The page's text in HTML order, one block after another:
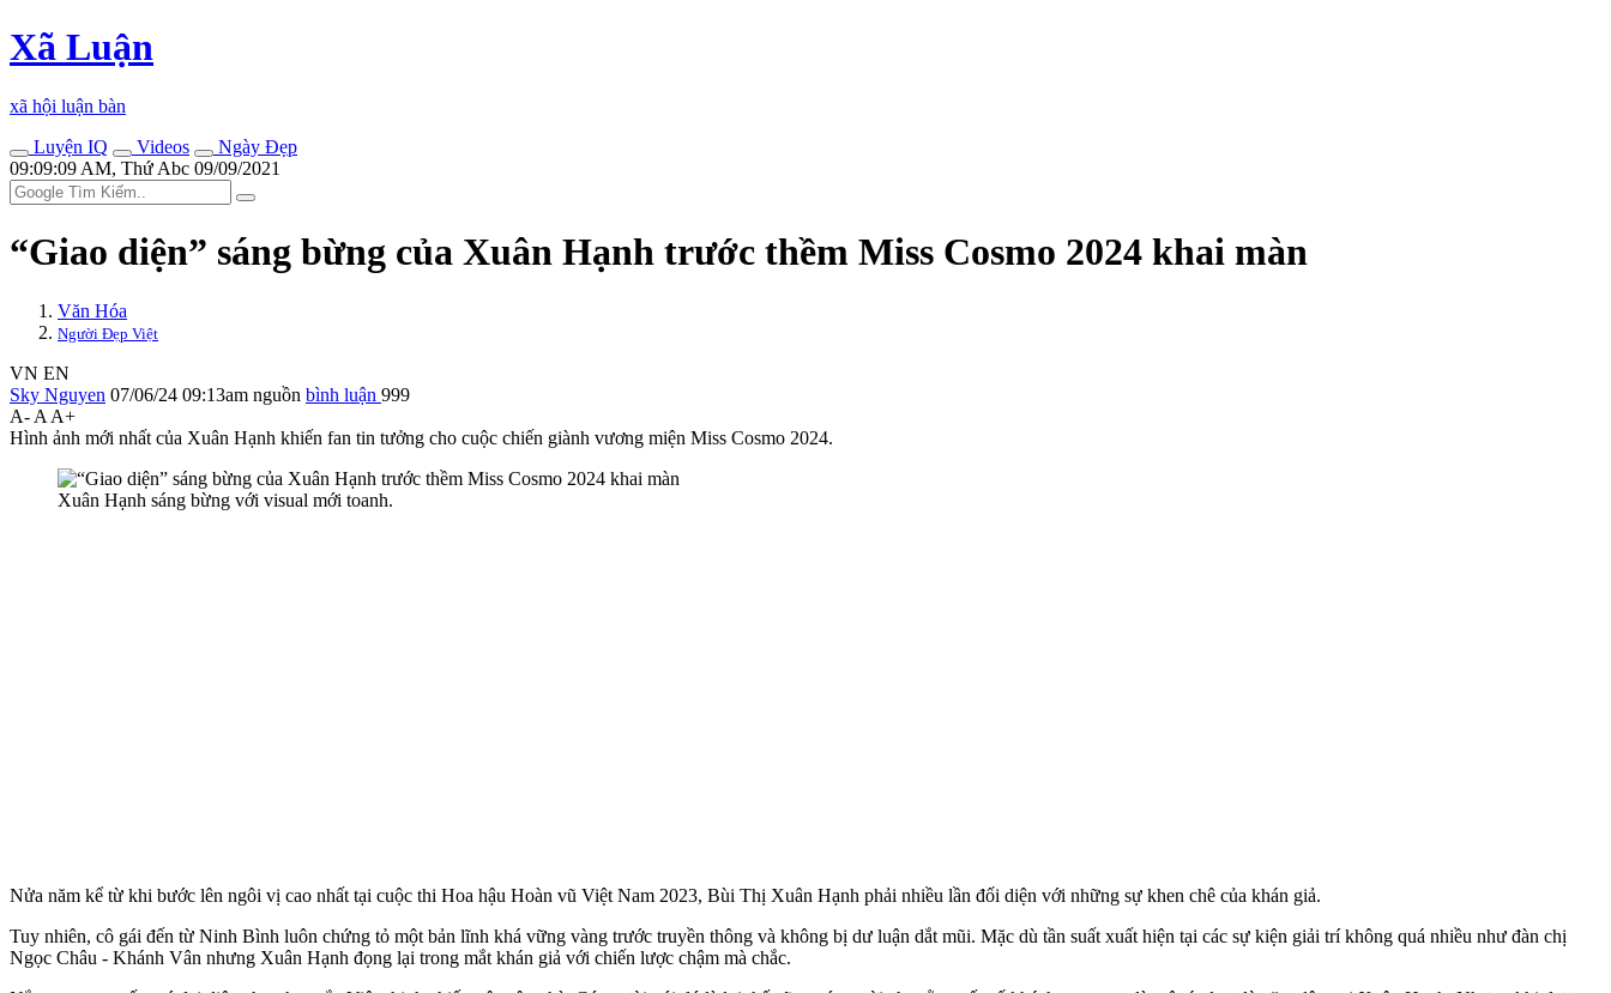
Xã Luận
xã hội luận bàn
Luyện IQ
Videos
Ngày Đẹp
09:09:09 AM, Thứ Abc 09/09/2021
“Giao diện” sáng bừng của Xuân Hạnh trước thềm Miss Cosmo 2024 khai màn
Văn Hóa
Người Đẹp Việt
VN EN
Sky Nguyen 07/06/24 09:13am nguồn bình luận 999
A- A A+
Hình ảnh mới nhất của Xuân Hạnh khiến fan tin tưởng cho cuộc chiến giành vương miện Miss Cosmo 2024.
Xuân Hạnh sáng bừng với visual mới toanh.
Nửa năm kể từ khi bước lên ngôi vị cao nhất tại cuộc thi Hoa hậu Hoàn vũ Việt Nam 2023, Bùi Thị Xuân Hạnh phải nhiều lần đối diện với những sự khen chê của khán giả.
Tuy nhiên, cô gái đến từ Ninh Bình luôn chứng tỏ một bản lĩnh khá vững vàng trước truyền thông và không bị dư luận dắt mũi. Mặc dù tần suất xuất hiện tại các sự kiện giải trí không quá nhiều như đàn chị
Ngọc Châu - Khánh Vân nhưng Xuân Hạnh đọng lại trong mắt khán giả với chiến lược chậm mà chắc.